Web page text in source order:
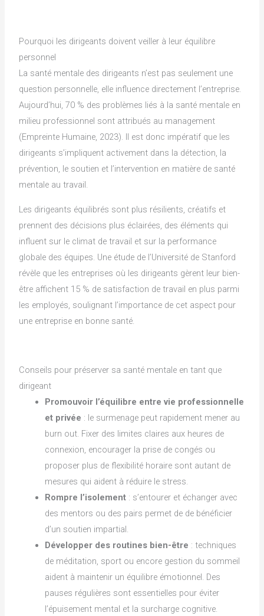
Pourquoi les dirigeants doivent veiller à leur équilibre
personnel
La santé mentale des dirigeants n’est pas seulement une
question personnelle, elle influence directement l’entreprise.
Aujourd’hui, 70 % des problèmes liés à la santé mentale en
milieu professionnel sont attribués au management
(Empreinte Humaine, 2023). Il est donc impératif que les
dirigeants s’impliquent activement dans la détection, la
prévention, le soutien et l’intervention en matière de santé
mentale au travail.
Les dirigeants équilibrés sont plus résilients, créatifs et
prennent des décisions plus éclairées, des éléments qui
influent sur le climat de travail et sur la performance
globale des équipes. Une étude de l’Université de Stanford
révèle que les entreprises où les dirigeants gèrent leur bien-
être affichent 15 % de satisfaction de travail en plus parmi
les employés, soulignant l’importance de cet aspect pour
une entreprise en bonne santé.
Conseils pour préserver sa santé mentale en tant que
dirigeant
Promouvoir l’équilibre entre vie professionnelle
et privée : le surmenage peut rapidement mener au
burn out. Fixer des limites claires aux heures de
connexion, encourager la prise de congés ou
proposer plus de flexibilité horaire sont autant de
mesures qui aident à réduire le stress.
Rompre l’isolement : s’entourer et échanger avec
des mentors ou des pairs permet de de bénéficier
d’un soutien impartial.
Développer des routines bien-être : techniques
de méditation, sport ou encore gestion du sommeil
aident à maintenir un équilibre émotionnel. Des
pauses régulières sont essentielles pour éviter
l’épuisement mental et la surcharge cognitive.